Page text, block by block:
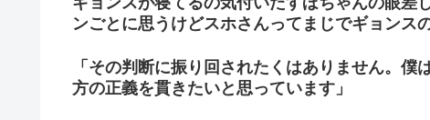
ンごとに思うけどスホさんってまじでギョン
「その判断に振り回されたくはありません。
方の正義を貫きたいと思っています」